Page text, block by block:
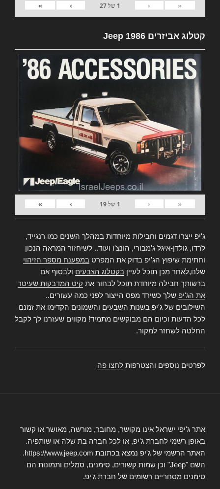
«
‹
1 של27
›
»
קטלוג אביזרים Jeep 1986
«
‹
1 של19
›
»
ג'יפ ייצרו דגמים וחבילות מיוחדות במהלך השנים כמו רנגייד,
לרדו, גולדן-איגל ג'מבורי, הונצ'ו ועוד.. לשיחזור המראה הנכון
וחתימת שיפוץ הג'יפ בדוק את המפרט במפענח מספר הזיהוי
שלנו,לאחר מכן תוכל לעיין בקטלוג הצבעים ולבסוף אם
ברשותך חבילה מיוחדת תוכל לבחור את קיט המדבקות שעיטר
את הג'יפ שלך כשירד מפס הייצור לפני כמה עשורים..
השילובים של ג'יפ בשנות השבעים והשמונים הקדימו את זמנם
לכל הדעות וכיום הם מבוקשים מתמיד! מקווים שעזרנו לך לקבל
החלטה לשחזר למקור.
לפרטים נוספים והצטרפות לחצו פה
אתר ג'יפי ישראל אינו מקושר, מחובר, מורשה, מאושר או קשור
באופן רשמי לחברת ג'יפ, או לכל חברה בת שלה או שותפיה.
האתר הרשמי של ג'יפ נמצא בכתובת https://www.jeep.com.
השם "Jeep" וכן שמות קשורים, סימנים, סמלים ותמונות הם
סימנים מסחריים רשומים של חברת ג'יפ.